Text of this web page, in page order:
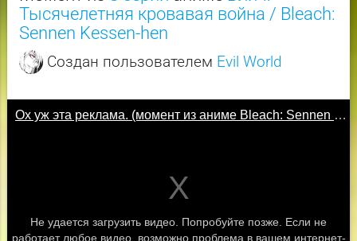
Тысячелетняя кровавая война / Bleach:
Sennen Kessen-hen
Создан пользователем Evil World